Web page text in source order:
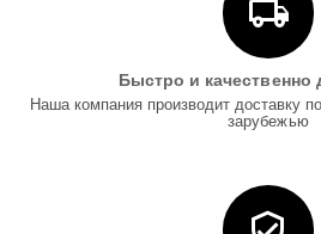
Быстро и качественно
Наша компания производит доставку
зарубежью